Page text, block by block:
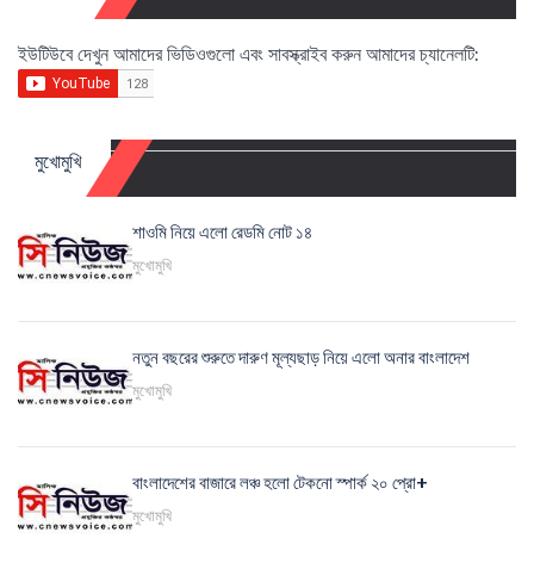
ইউটিউবে দেখুন আমাদের ভিডিওগুলো এবং সাবস্ক্রাইব করুন আমাদের চ্যানেলটি:
মুখোমুখি
শাওমি নিয়ে এলো রেডমি নোট ১৪
মুখোমুখি
নতুন বছরের শুরুতে দারুণ মূল্যছাড় নিয়ে এলো অনার বাংলাদেশ
মুখোমুখি
বাংলাদেশের বাজারে লঞ্চ হলো টেকনো স্পার্ক ২০ প্রো+
মুখোমুখি